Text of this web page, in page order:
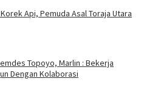
Api, Pemuda Asal Toraja Utara
Topoyo, Marlin : Bekerja
Dengan Kolaborasi